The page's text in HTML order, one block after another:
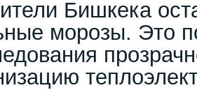
Бишкека
морозы. Это